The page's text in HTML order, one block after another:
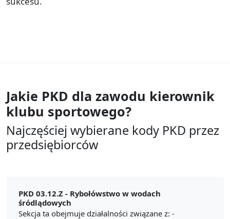
Jakie PKD dla zawodu kierownik
klubu sportowego?
Najczęściej wybierane kody PKD przez
przedsiębiorców
PKD 03.12.Z - Rybołówstwo w wodach
śródlądowych
Sekcja ta obejmuje działalności związane z: -